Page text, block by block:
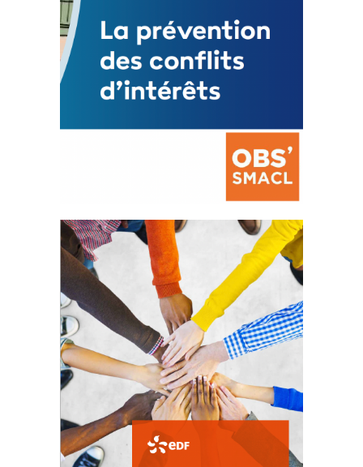
La prévention des conflits
d’intérêts
18 septembre 2023
105158 Total 0 Votes 0 0 Aidez-nous à
améliorer...
FEUILLETER